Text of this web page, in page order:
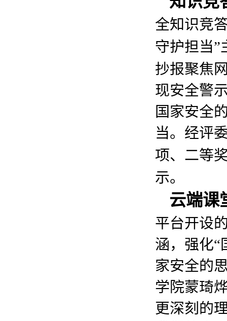
全知识竞
守护担当”
抄报聚焦
现安全警
国家安全
当。经评
项、二等
示。
云端课
平台开设
涵，强化“
家安全的
学院蒙琦
更深刻的